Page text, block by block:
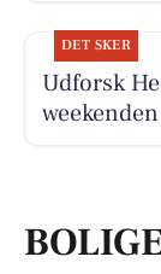
DET SKER
Udforsk
weekenden